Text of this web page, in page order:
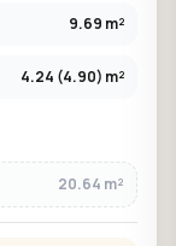
9.69 m²
4.24 (4.90) m²
20.64 m²